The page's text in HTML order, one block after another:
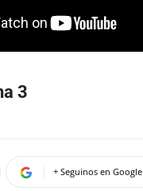
3
+ Seguinos en Google